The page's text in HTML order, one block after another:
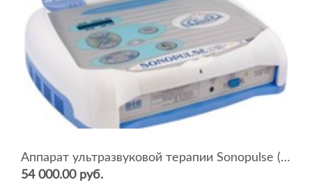
Аппарат ультразвуковой терапии Sonopulse (мультичастотный 1 и 3 Мгц)
54 000.00 руб.